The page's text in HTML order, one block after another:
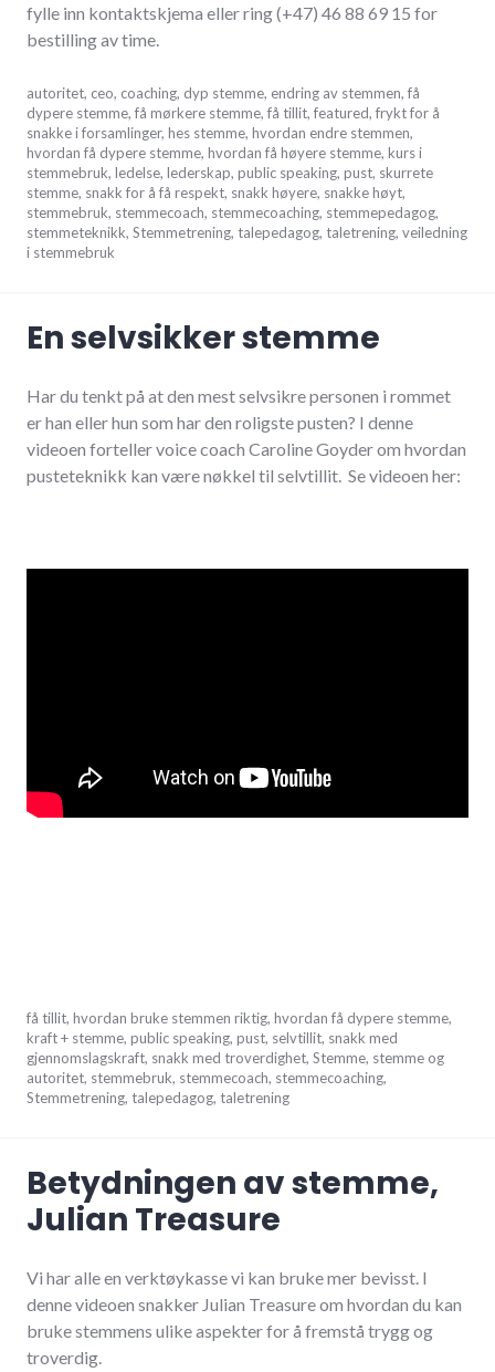
fylle inn kontaktskjema eller ring (+47) 46 88 69 15 for
bestilling av time.
oktober
5,
2017
autoritet, ceo, coaching, dyp stemme, endring av stemmen, få
dypere stemme, få mørkere stemme, få tillit, featured, frykt for å
snakke i forsamlinger, hes stemme, hvordan endre stemmen,
hvordan få dypere stemme, hvordan få høyere stemme, kurs i
stemmebruk, ledelse, lederskap, public speaking, pust, skurrete
stemme, snakk for å få respekt, snakk høyere, snakke høyt,
stemmebruk, stemmecoach, stemmecoaching, stemmepedagog,
stemmeteknikk, Stemmetrening, talepedagog, taletrening, veiledning
i stemmebruk
En selvsikker stemme
Har du tenkt på at den mest selvsikre personen i rommet
er han eller hun som har den roligste pusten? I denne
videoen forteller voice coach Caroline Goyder om hvordan
pusteteknikk kan være nøkkel til selvtillit. Se videoen her:
mars
23,
2017
få tillit, hvordan bruke stemmen riktig, hvordan få dypere stemme,
kraft + stemme, public speaking, pust, selvtillit, snakk med
gjennomslagskraft, snakk med troverdighet, Stemme, stemme og
autoritet, stemmebruk, stemmecoach, stemmecoaching,
Stemmetrening, talepedagog, taletrening
Betydningen av stemme,
Julian Treasure
Vi har alle en verktøykasse vi kan bruke mer bevisst. I
denne videoen snakker Julian Treasure om hvordan du kan
bruke stemmens ulike aspekter for å fremstå trygg og
troverdig.